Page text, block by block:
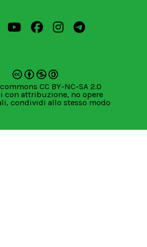
CC BY-NC-SA 2.0
con attribuzione, no opere
condividi allo stesso modo